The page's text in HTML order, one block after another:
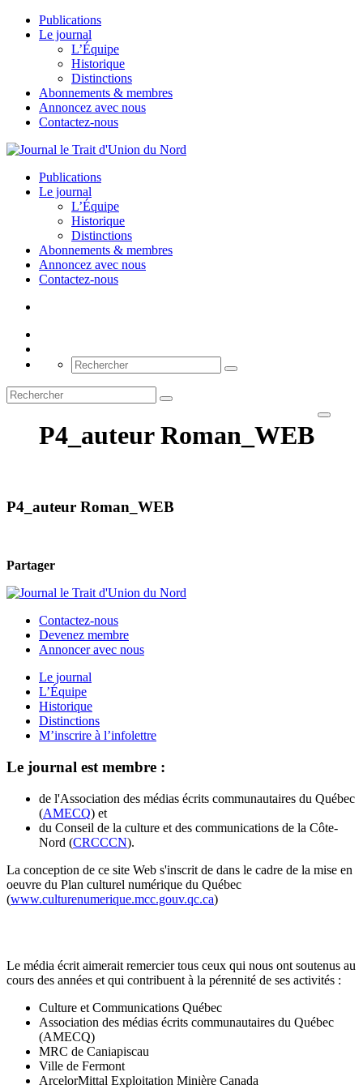
Publications
Le journal
L’Équipe
Historique
Distinctions
Abonnements & membres
Annoncez avec nous
Contactez-nous
Publications
Le journal
L’Équipe
Historique
Distinctions
Abonnements & membres
Annoncez avec nous
Contactez-nous
P4_auteur Roman_WEB
P4_auteur Roman_WEB
Partager
Contactez-nous
Devenez membre
Annoncer avec nous
Le journal
L’Équipe
Historique
Distinctions
M’inscrire à l’infolettre
Le journal est membre :
de l'Association des médias écrits communautaires du Québec
(AMECQ) et
du Conseil de la culture et des communications de la Côte-
Nord (CRCCCN).
La conception de ce site Web s'inscrit de dans le cadre de la mise en
oeuvre du Plan culturel numérique du Québec
(www.culturenumerique.mcc.gouv.qc.ca)
Le média écrit aimerait remercier tous ceux qui nous ont soutenus au
cours des années et qui contribuent à la pérennité de ses activités :
Culture et Communications Québec
Association des médias écrits communautaires du Québec
(AMECQ)
MRC de Caniapiscau
Ville de Fermont
ArcelorMittal Exploitation Minière Canada